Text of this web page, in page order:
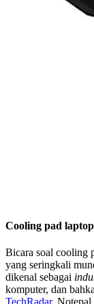
Cooling pad
Bicara soal cooling
yang seringkali
dikenal sebagai
komputer, dan
TechRadar. Notepal